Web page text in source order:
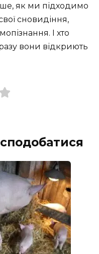
як ми підходимо
сновидіння,
І хто
вони відкриють